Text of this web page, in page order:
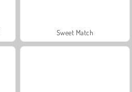
Sweet Match